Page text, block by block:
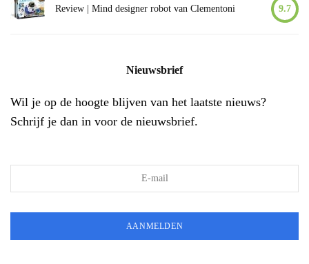
Review | Mind designer robot van Clementoni 9.7
Nieuwsbrief
Wil je op de hoogte blijven van het laatste nieuws?
Schrijf je dan in voor de nieuwsbrief.